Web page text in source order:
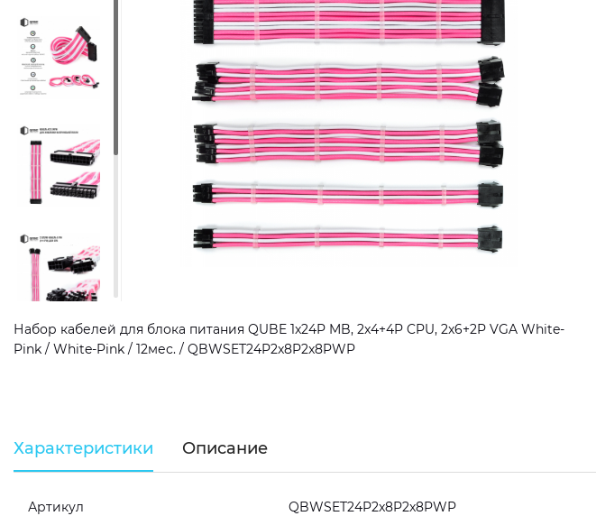
Набор кабелей для блока питания QUBE 1x24P MB, 2x4+4P CPU, 2x6+2P VGA White-
Pink / White-Pink / 12мес. / QBWSET24P2x8P2x8PWP
Характеристики Описание
Артикул QBWSET24P2x8P2x8PWP